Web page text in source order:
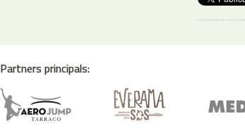
Partners principals: